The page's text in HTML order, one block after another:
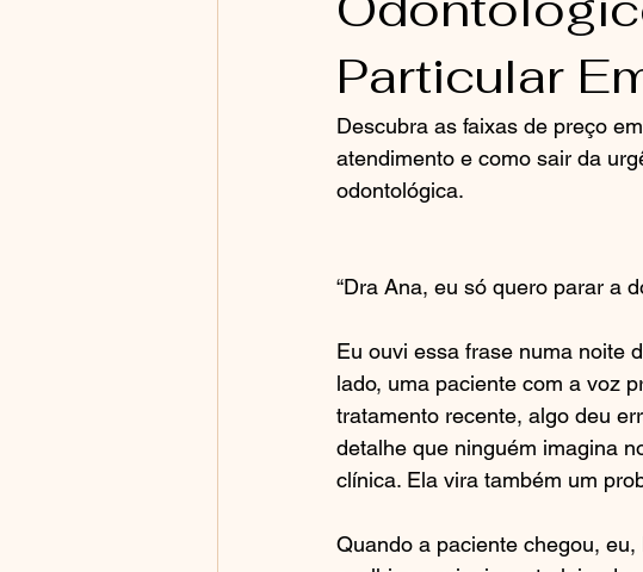
Particular
Descubra as faixas de preço
atendimento e como sair da
odontológica.
“Dra Ana, eu só quero parar a
Eu ouvi essa frase numa noite
lado, uma paciente com a voz
tratamento recente, algo deu
detalhe que ninguém imagina
clínica. Ela vira também um
Quando a paciente chegou,